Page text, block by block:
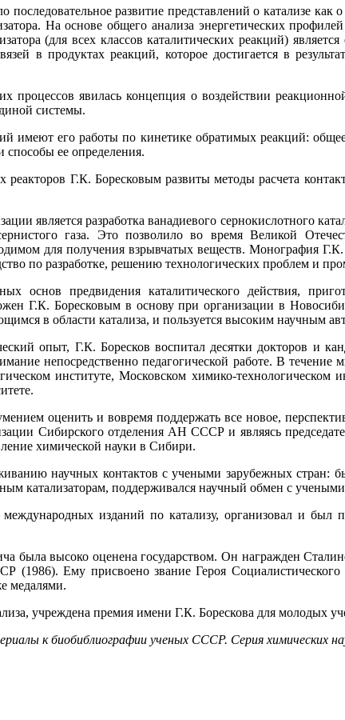
последовательное развитие представлений о катализе
На основе общего анализа энергетических
(для всех классов каталитических реакций)
в продуктах реакций, которое достигается в
явилась концепция о воздействии
системы.
имеют его работы по кинетике обратимых реакций:
ее определения.
Г.К. Боресковым развиты методы расчета
является разработка ванадиевого сернокислотного
газа. Это позволило во время Великой
для получения взрывчатых веществ. Монография
по разработке, решению технологических проблем и
основ предвидения каталитического действия,
Г.К. Боресковым в основу при организации в
в области катализа, и пользуется высоким научным
опыт, Г.К. Боресков воспитал десятки докторов и
непосредственно педагогической работе. В
институте, Московском химико-
оценить и вовремя поддержать все новое,
Сибирского отделения АН СССР и являясь
химической науки в Сибири.
научных контактов с учеными зарубежных стран:
катализаторам, поддерживался научный обмен с
изданий по катализу, организовал и
была высоко оценена государством. Он награжден
(1986). Ему присвоено звание Героя
медалями.
учреждена премия имени Г.К. Борескова для молодых
к биобиблиографии ученых СССР. Серия химических